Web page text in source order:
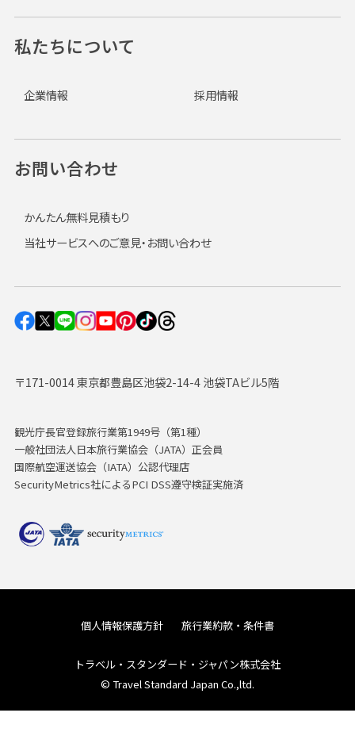
〒171-0014 東京都豊島区池袋2-14-4 池袋TAビル5階
観光庁長官登録旅行業第1949号（第1種）
一般社団法人日本旅行業協会（JATA）正会員
国際航空運送協会（IATA）公認代理店
SecurityMetrics社によるPCI DSS遵守検証実施済
私たちについて
企業情報 採用情報
お問い合わせ
かんたん無料見積もり
当社サービスへのご意見・お問い合わせ
個人情報保護方針 旅行業約款・条件書
トラベル・スタンダード・ジャパン株式会社
© Travel Standard Japan Co.,ltd.